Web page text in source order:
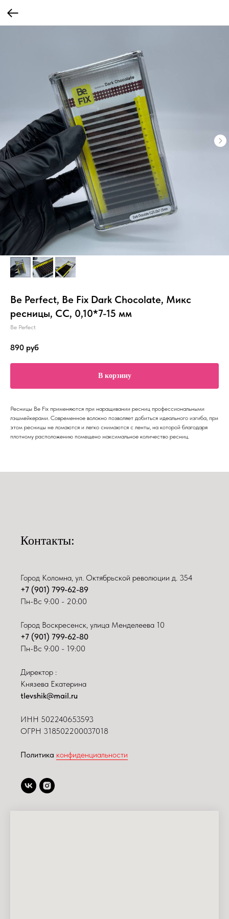
Be Perfect, Be Fix Dark Chocolate, Микс
ресницы, CC, 0,10*7-15 мм
Be Perfect
890 руб
В корзину
Ресницы Be Fix применяются при наращивании ресниц профессиональными
лэшмейкерами. Современное волокно позволяет добиться идеального изгиба, при
этом ресницы не ломаются и легко снимаются с ленты, на которой благодаря
плотному расположению помещено максимальное количество ресниц.
Контакты:
Город Коломна, ул. Октябрьской революции д. 354
+7 (901) 799-62-89
Пн-Вс 9:00 - 20:00
Город Воскресенск, улица Менделеева 10
+7 (901) 799-62-80
Пн-Вс 9:00 - 19:00
Директор :
Князева Екатерина
tlevshik@mail.ru
ИНН 502240653593
ОГРН 318502200037018
Политика конфиденциальности